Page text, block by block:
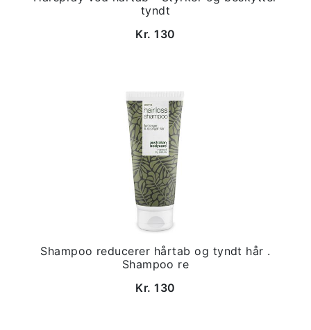
tyndt
Kr. 130
Shampoo reducerer hårtab og tyndt hår .
Shampoo re
Kr. 130